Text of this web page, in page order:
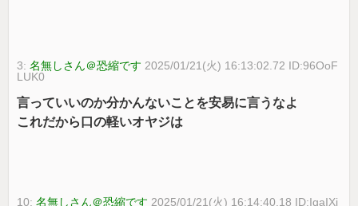
3:名無しさん＠恐縮です 2025/01/21(火) 16:13:02.72 ID:96OoF
LUK0
言っていいのか分かんないことを安易に言うなよ
これだから口の軽いオヤジは
10:名無しさん＠恐縮です 2025/01/21(火) 16:14:40.18 ID:IqaIXj